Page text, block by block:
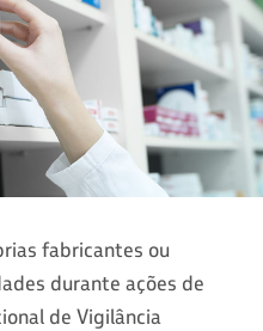
fabricantes ou
durante ações de
de Vigilância